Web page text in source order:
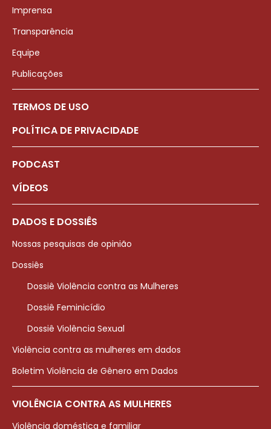
Imprensa
Transparência
Equipe
Publicações
TERMOS DE USO
POLÍTICA DE PRIVACIDADE
PODCAST
VÍDEOS
DADOS E DOSSIÊS
Nossas pesquisas de opinião
Dossiês
Dossiê Violência contra as Mulheres
Dossiê Feminicídio
Dossiê Violência Sexual
Violência contra as mulheres em dados
Boletim Violência de Gênero em Dados
VIOLÊNCIA CONTRA AS MULHERES
Violência doméstica e familiar